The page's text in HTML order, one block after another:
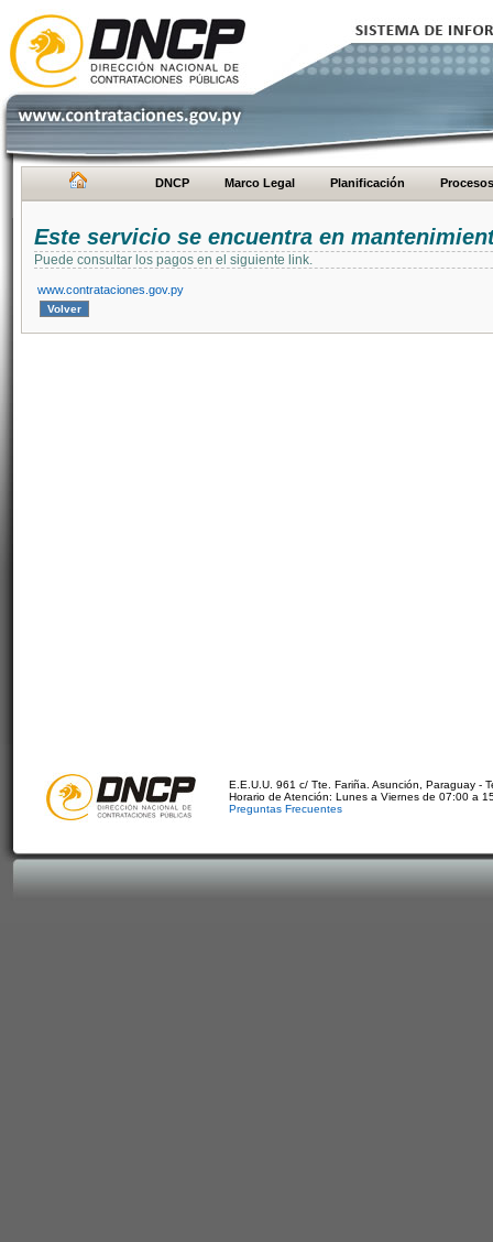
DNCP Marco Legal Planificación Procesos
Este servicio se encuentra en
Puede consultar los pagos en el siguiente link.
www.contrataciones.gov.py
E.E.U.U. 961 c/ Tte. Fariña. Asunción, Paraguay -
Horario de Atención: Lunes a Viernes de 07:00 a
Preguntas Frecuentes